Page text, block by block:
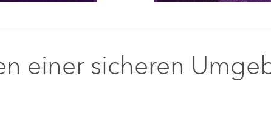
einer sicheren